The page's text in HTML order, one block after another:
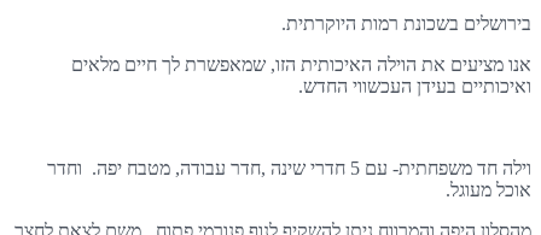
בירושלים בשכונת רמות היוקרתית.
אנו מציעים את הוילה האיכותית הזו, שמאפשרת לך חיים מלאים
ואיכותיים בעידן העכשווי החדש.
וילה חד משפחתית- עם 5 חדרי שינה ,חדר עבודה, מטבח יפה. וחדר
אוכל מעוגל.